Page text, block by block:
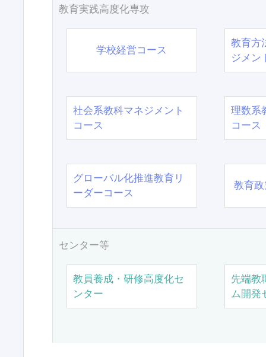
教育実践高度化専攻
学校経営コース
教育方
ジメン
社会系教科マネジメント
コース
理数系
コース
グローバル化推進教育リ
ーダーコース
教育
センター等
教員養成・研修高度化セ
ンター
先端教
ム開発